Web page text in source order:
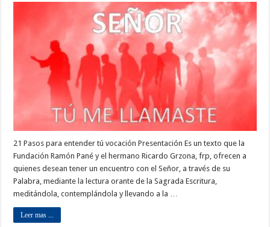
21 Pasos para entender tú vocación Presentación Es un texto que la
Fundación Ramón Pané y el hermano Ricardo Grzona, frp, ofrecen a
quienes desean tener un encuentro con el Señor, a través de su
Palabra, mediante la lectura orante de la Sagrada Escritura,
meditándola, contemplándola y llevando a la …
Leer mas ...